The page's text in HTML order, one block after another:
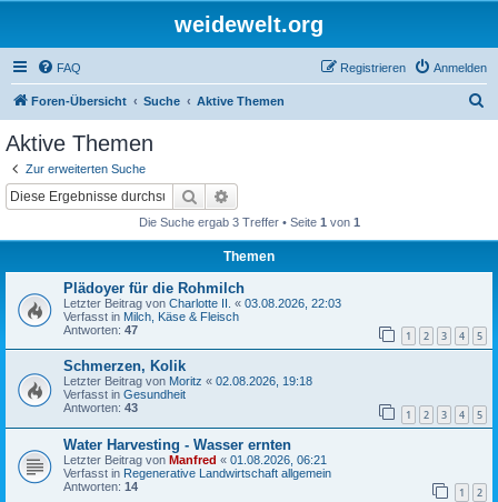
weidewelt.org
FAQ Anmelden
Registrieren
Foren-Übersicht Suche Aktive Themen
Aktive Themen
Zur erweiterten Suche
Suche
Die Suche ergab 3 Treffer • Seite 1 von 1
Themen
Plädoyer für die Rohmilch
Letzter Beitrag von Charlotte II. « 03.08.2026, 22:03
Verfasst in Milch, Käse & Fleisch
Antworten: 47 1 2 3 4 5
Schmerzen, Kolik
Letzter Beitrag von Moritz « 02.08.2026, 19:18
Verfasst in Gesundheit
Antworten: 43 1 2 3 4 5
Water Harvesting - Wasser ernten
Letzter Beitrag von Manfred « 01.08.2026, 06:21
Verfasst in Regenerative Landwirtschaft allgemein
Antworten: 14 1 2